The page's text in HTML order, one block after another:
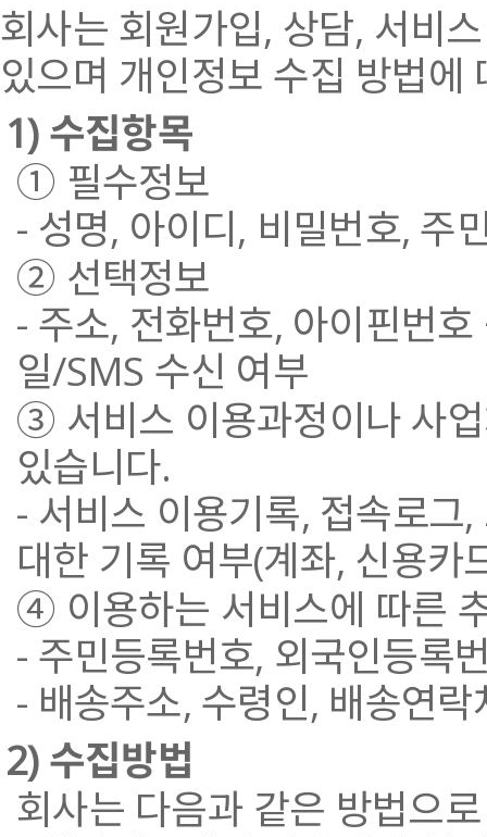
회사는 회원가입, 상담, 서비
있으며 개인정보 수집 방법
1) 수집항목
① 필수정보
- 성명, 아이디, 비밀번호, 주
② 선택정보
- 주소, 전화번호, 아이핀번
일/SMS 수신 여부
③ 서비스 이용과정이나 사
있습니다.
- 서비스 이용기록, 접속로그
대한 기록 여부(계좌, 신용카
④ 이용하는 서비스에 따른
- 주민등록번호, 외국인등록
- 배송주소, 수령인, 배송연
2) 수집방법
회사는 다음과 같은 방법으